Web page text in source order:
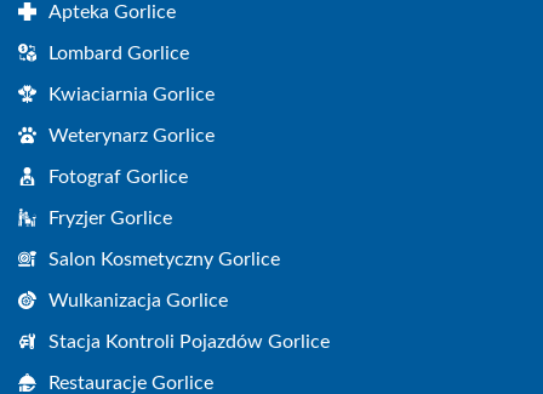
Apteka Gorlice
Lombard Gorlice
Kwiaciarnia Gorlice
Weterynarz Gorlice
Fotograf Gorlice
Fryzjer Gorlice
Salon Kosmetyczny Gorlice
Wulkanizacja Gorlice
Stacja Kontroli Pojazdów Gorlice
Restauracje Gorlice